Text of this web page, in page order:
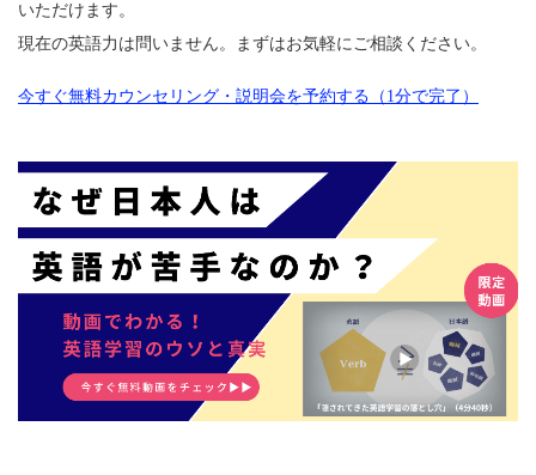
いただけます。
現在の英語力は問いません。まずはお気軽にご相談ください。
今すぐ無料カウンセリング・説明会を予約する（1分で完了）